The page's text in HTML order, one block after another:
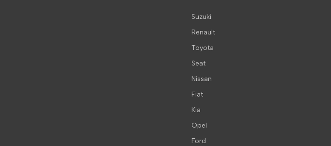
Suzuki
Renault
Toyota
Seat
Nissan
Fiat
Kia
Opel
Ford